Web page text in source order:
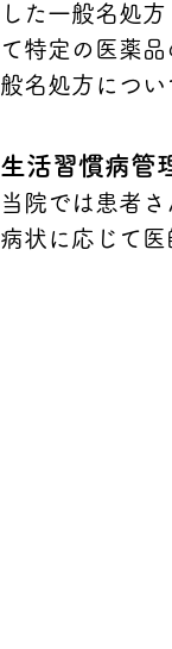
した一般名処
て特定の医薬
般名処方につ
生活習慣病管
当院では患者
病状に応じて